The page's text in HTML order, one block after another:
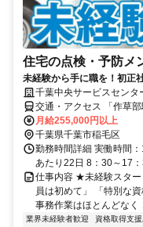
住宅の点検・予防メ
未経験から手に職を！初正
千葉中央サービスセンタ
交通・アクセス 「作草
月給255,000円以上
千葉県千葉市稲毛区
勤務時間詳細 実働時間
あたり22日 8：30～17：
仕事内容 ★未経験スター
員は初めて」 「特別な
事務作業はほとんどなく
業界未経験者歓迎 資格取得支援